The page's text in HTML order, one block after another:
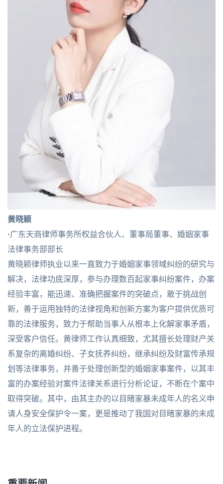
黄晓颖
·广东天商律师事务所权益合伙人、董事局董事、婚姻家事
法律事务部部长
黄晓颖律师执业以来一直致力于婚姻家事领域纠纷的研究与
解决，法律功底深厚，参与办理数百起家事纠纷案件，办案
经验丰富，能迅速、准确把握案件的突破点，敢于挑战创
新，善于运用独特的法律视角和创新方案为客户提供优质可
靠的法律服务，致力于帮助当事人从根本上化解家事矛盾，
深受客户信任。黄律师工作认真细致，尤其擅长处理财产关
系复杂的离婚纠纷、子女抚养纠纷，继承纠纷及财富传承规
划等法律事务，并善于处理创新型的婚姻家事案件，以其丰
富的办案经验对案件法律关系进行分析论证，不断在个案中
取得突破。其中，由其主办的以目睹家暴未成年人的名义申
请人身安全保护令一案，更是推动了我国对目睹家暴的未成
年人的立法保护进程。